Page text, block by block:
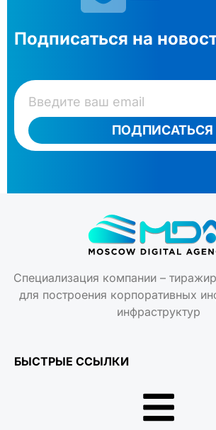
Подписаться на
ПОДПИСАТЬСЯ
Специализация компании –
для построения корпоративных
инфраструктур
БЫСТРЫЕ ССЫЛКИ